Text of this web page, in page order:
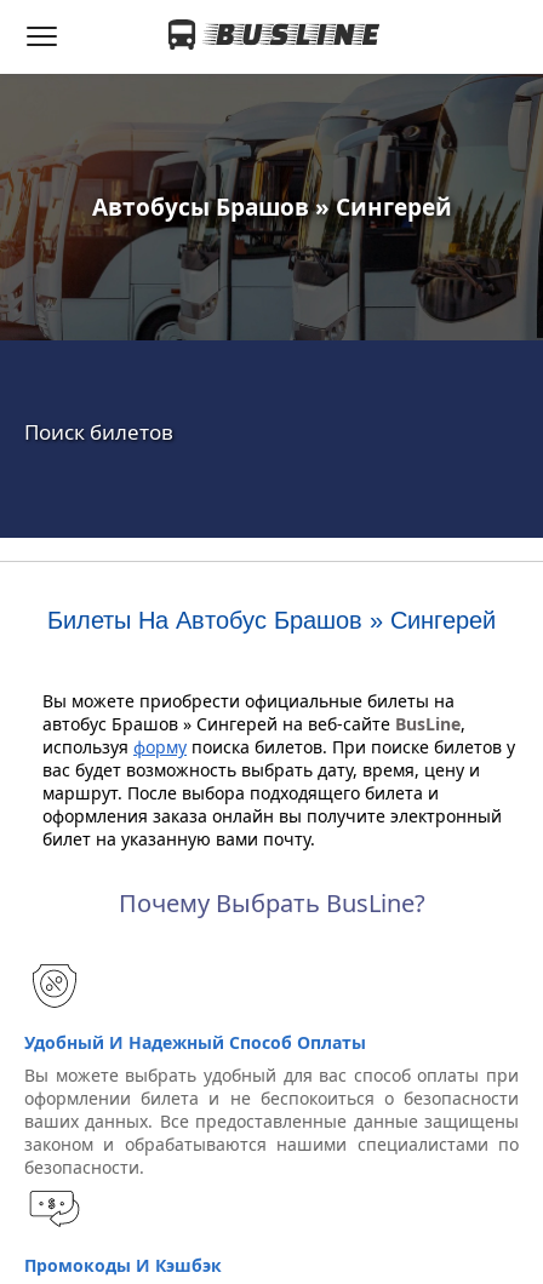
Автобусы Брашов » Сингерей
Поиск билетов
Билеты На Автобус Брашов » Сингерей
Вы можете приобрести официальные билеты на
автобус Брашов » Сингерей на веб-сайте BusLine,
используя форму поиска билетов. При поиске билетов у
вас будет возможность выбрать дату, время, цену и
маршрут. После выбора подходящего билета и
оформления заказа онлайн вы получите электронный
билет на указанную вами почту.
Почему Выбрать BusLine?
Удобный И Надежный Способ Оплаты
Вы можете выбрать удобный для вас способ оплаты при
оформлении билета и не беспокоиться о безопасности
ваших данных. Все предоставленные данные защищены
законом и обрабатываются нашими специалистами по
безопасности.
Промокоды И Кэшбэк